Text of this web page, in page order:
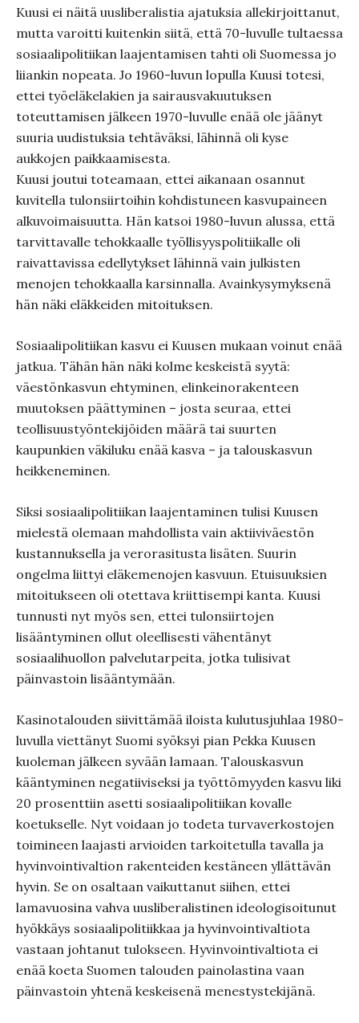
Kuusi ei näitä uusliberalistia ajatuksia allekirjoittanut,
mutta varoitti kuitenkin siitä, että 70-luvulle tultaessa
sosiaalipolitiikan laajentamisen tahti oli Suomessa jo
liiankin nopeata. Jo 1960-luvun lopulla Kuusi totesi,
ettei työeläkelakien ja sairausvakuutuksen
toteuttamisen jälkeen 1970-luvulle enää ole jäänyt
suuria uudistuksia tehtäväksi, lähinnä oli kyse
aukkojen paikkaamisesta.
Kuusi joutui toteamaan, ettei aikanaan osannut
kuvitella tulonsiirtoihin kohdistuneen kasvupaineen
alkuvoimaisuutta. Hän katsoi 1980-luvun alussa, että
tarvittavalle tehokkaalle työllisyyspolitiikalle oli
raivattavissa edellytykset lähinnä vain julkisten
menojen tehokkaalla karsinnalla. Avainkysymyksenä
hän näki eläkkeiden mitoituksen.
Sosiaalipolitiikan kasvu ei Kuusen mukaan voinut enää
jatkua. Tähän hän näki kolme keskeistä syytä:
väestönkasvun ehtyminen, elinkeinorakenteen
muutoksen päättyminen – josta seuraa, ettei
teollisuustyöntekijöiden määrä tai suurten
kaupunkien väkiluku enää kasva – ja talouskasvun
heikkeneminen.
Siksi sosiaalipolitiikan laajentaminen tulisi Kuusen
mielestä olemaan mahdollista vain aktiiviväestön
kustannuksella ja verorasitusta lisäten. Suurin
ongelma liittyi eläkemenojen kasvuun. Etuisuuksien
mitoitukseen oli otettava kriittisempi kanta. Kuusi
tunnusti nyt myös sen, ettei tulonsiirtojen
lisääntyminen ollut oleellisesti vähentänyt
sosiaalihuollon palvelutarpeita, jotka tulisivat
päinvastoin lisääntymään.
Kasinotalouden siivittämää iloista kulutusjuhlaa 1980-
luvulla viettänyt Suomi syöksyi pian Pekka Kuusen
kuoleman jälkeen syvään lamaan. Talouskasvun
kääntyminen negatiiviseksi ja työttömyyden kasvu liki
20 prosenttiin asetti sosiaalipolitiikan kovalle
koetukselle. Nyt voidaan jo todeta turvaverkostojen
toimineen laajasti arvioiden tarkoitetulla tavalla ja
hyvinvointivaltion rakenteiden kestäneen yllättävän
hyvin. Se on osaltaan vaikuttanut siihen, ettei
lamavuosina vahva uusliberalistinen ideologisoitunut
hyökkäys sosiaalipolitiikkaa ja hyvinvointivaltiota
vastaan johtanut tulokseen. Hyvinvointivaltiota ei
enää koeta Suomen talouden painolastina vaan
päinvastoin yhtenä keskeisenä menestystekijänä.